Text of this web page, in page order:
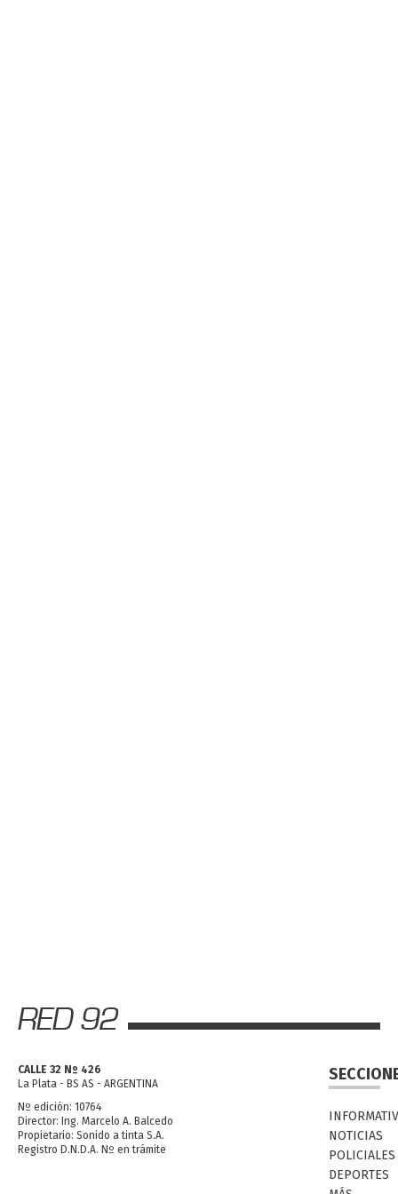
CALLE 32 Nº 426
La Plata - BS AS - ARGENTINA
Nº edición: 10764
Director: Ing. Marcelo A. Balcedo
Propietario: Sonido a tinta S.A.
Registro D.N.D.A. Nº en trámite
NOTICIAS
POLICIALES
DEPORTES